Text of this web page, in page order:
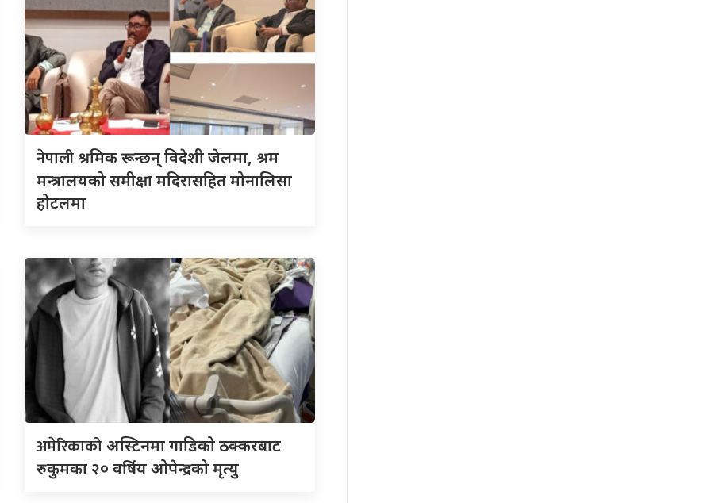
नेपालीश्रमिक रून्छन् विदेशी जेलमा, श्रम
मन्त्रालयको समीक्षा मदिरासहित मोनालिसा
होटलमा
अमेरिकाकोअस्टिनमा गाडिको ठक्करबाट
रुकुमका २० वर्षिय ओपेन्द्रको मृत्यु